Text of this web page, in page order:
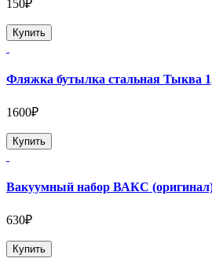
150₽
Купить
Фляжка бутылка стальная Тыква
1600₽
Купить
Вакуумный набор ВАКС
630₽
Купить